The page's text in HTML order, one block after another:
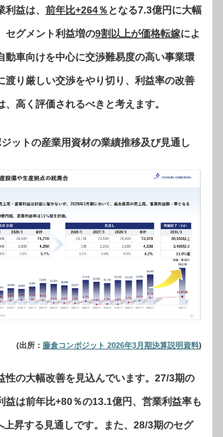
益は、 前年比+264％となる7.3億円に大幅
セグメント利益増の9割以上が価格転嫁によ
動車向けを中心に交渉難易度の高い事業環
渡り厳しい交渉をやり切り、利益率の改善
、高く評価されるべきと考えます。
ットの産業用資材の業績推移及び見通し
(出所： 藤倉コンポジット 2026年3月期決算説明資料)
性の大幅改善を見込んでいます。27/3期の
益は前年比+80％の13.1億円、営業利益率も
上昇する見通しです。また、28/3期のセグ